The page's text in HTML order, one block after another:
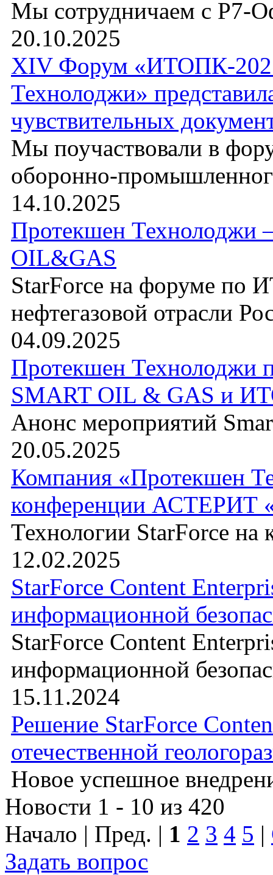
Мы сотрудничаем с Р7-
20.10.2025
XIV Форум «ИТОПК-
Технолоджи»
чувствительных
Мы поучаствовали в
оборонно-
14.10.2025
Протекшен Технолоджи
OIL&GAS
StarForce на форуме по
нефтегазовой отрасли
04.09.2025
Протекшен Технолоджи
SMART OIL & GAS и
Анонс мероприятий
20.05.2025
Компания «Протекшен
конференции АСТЕРИТ
Технологии StarForce
12.02.2025
StarForce Content
информационной
StarForce Content
информационной
15.11.2024
Решение StarForce
отечественной
Новое успешное
Новости 1 - 10 из 420
Начало | Пред. | 1 2 3 4 5 |
Задать вопрос